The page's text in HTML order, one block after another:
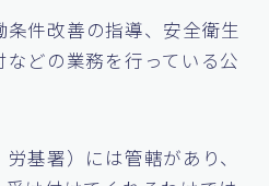
条件改善の指導、安全衛生
どの業務を行っている公
基署）には管轄があり、